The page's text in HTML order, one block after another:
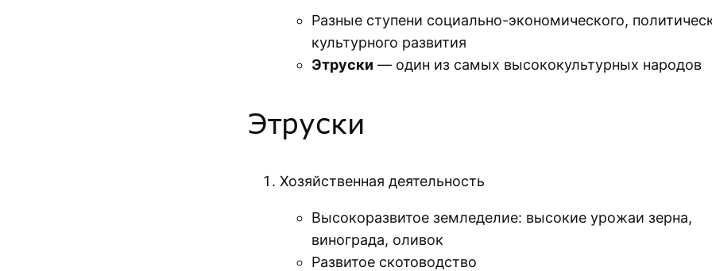
Разные ступени социально-экономического,
культурного развития
Этруски — один из самых высококультурных народов
Этруски
Хозяйственная деятельность
Высокоразвитое земледелие: высокие урожаи зерна,
винограда, оливок
Развитое скотоводство